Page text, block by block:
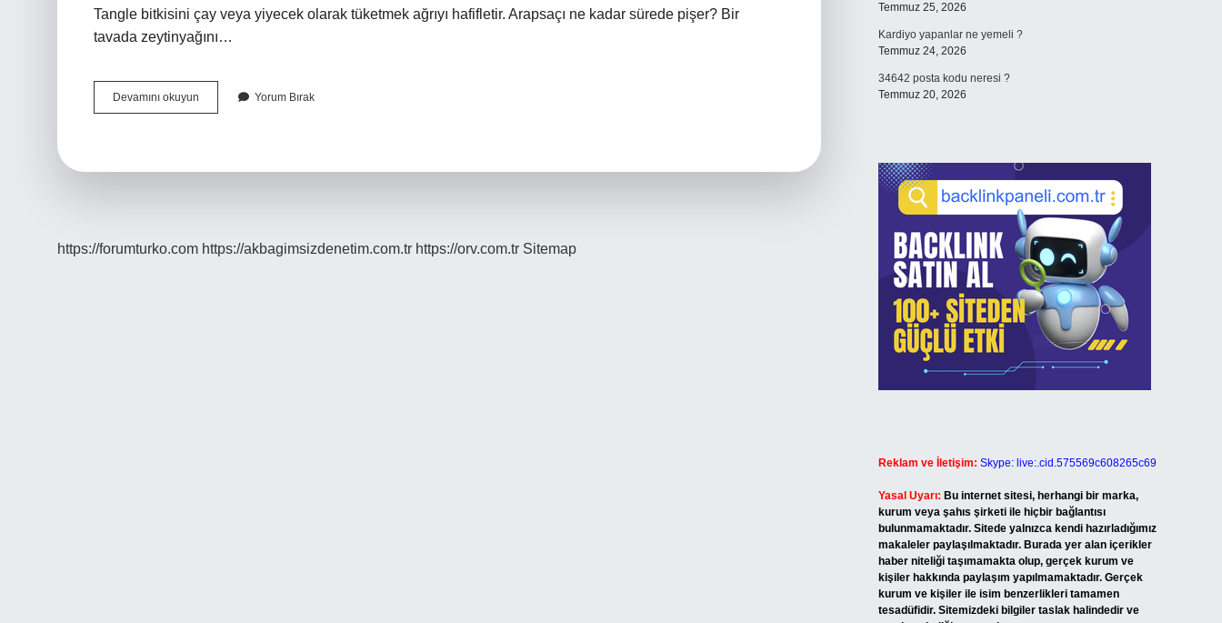
Tangle bitkisini çay veya yiyecek olarak tüketmek ağrıyı hafifletir. Arapsaçı ne kadar sürede pişer? Bir
tavada zeytinyağını…
Devamını okuyun Yumurtalı
Arapsaçı
Yorum Bırak
https://forumturko.com https://akbagimsizdenetim.com.tr https://orv.com.tr Sitemap
Temmuz 25, 2026
Kardiyo yapanlar ne yemeli ?
Temmuz 24, 2026
34642 posta kodu neresi ?
Temmuz 20, 2026
Reklam ve İletişim: Skype: live:.cid.575569c608265c69
Yasal Uyarı: Bu internet sitesi, herhangi bir marka,
kurum veya şahıs şirketi ile hiçbir bağlantısı
bulunmamaktadır. Sitede yalnızca kendi hazırladığımız
makaleler paylaşılmaktadır. Burada yer alan içerikler
haber niteliği taşımamakta olup, gerçek kurum ve
kişiler hakkında paylaşım yapılmamaktadır. Gerçek
kurum ve kişiler ile isim benzerlikleri tamamen
tesadüfidir. Sitemizdeki bilgiler taslak halindedir ve